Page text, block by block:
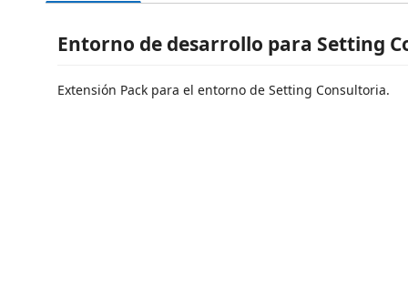
Entorno de desarrollo para Setting
Extensión Pack para el entorno de Setting Consultoria.